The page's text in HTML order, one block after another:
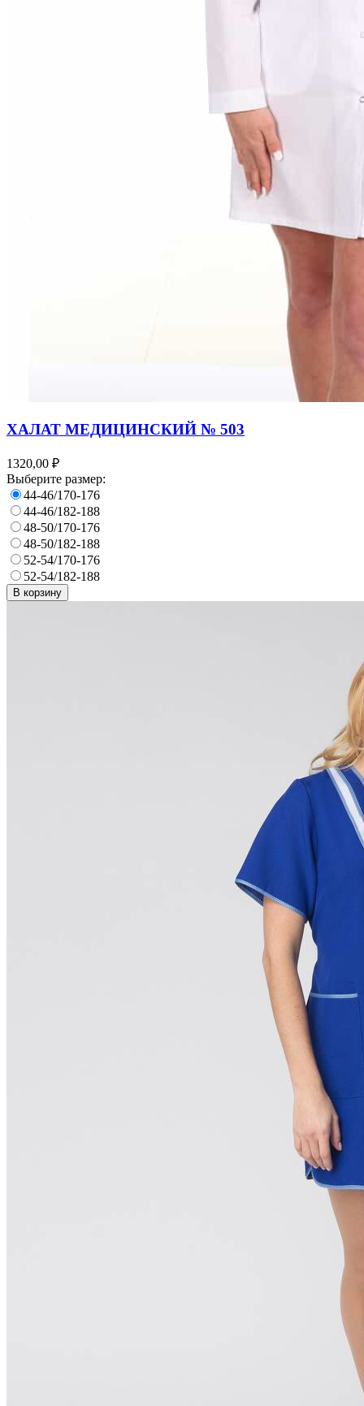
ХАЛАТ МЕДИЦИНСКИЙ № 503
1320,00 ₽
Выберите размер:
44-46/170-176
44-46/182-188
48-50/170-176
48-50/182-188
52-54/170-176
52-54/182-188
В корзину